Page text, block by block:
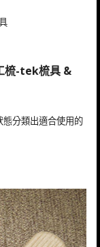
分類出適合使用的